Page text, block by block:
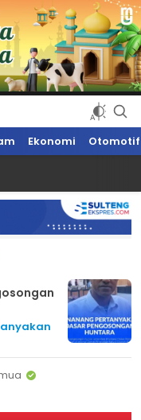
Terkini, Suaranya Rakyat
Ekonomi Otomotif